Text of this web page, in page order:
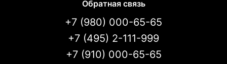
Обратная связь
+7 (980) 000-65-65
+7 (495) 2-111-999
+7 (910) 000-65-65